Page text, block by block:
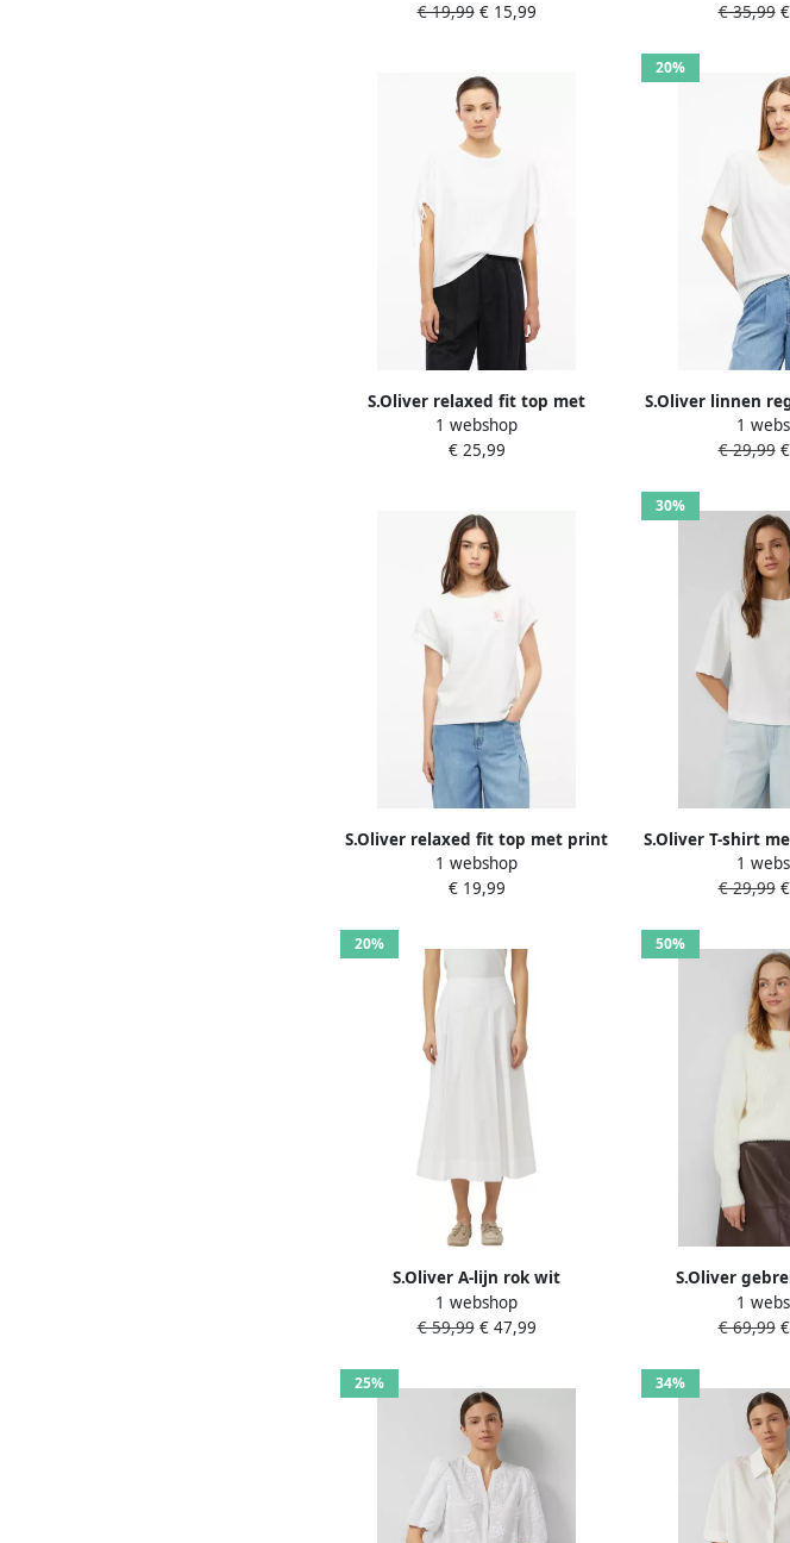
€ 19,99€ 15,99
€ 35,99€
S.Oliver relaxed fit top met
vleermuismouwen wit
1 webshop
€ 25,99
20%
S.Oliver linnen
1
€ 29,99€
S.Oliver relaxed fit top met print
wit
1 webshop
€ 19,99
30%
S.Oliver T-shirt
1
€ 29,99€
20%
S.Oliver A-lijn rok wit
1 webshop
€ 59,99€ 47,99
50%
S.Oliver
1
€ 69,99€
25% 34%